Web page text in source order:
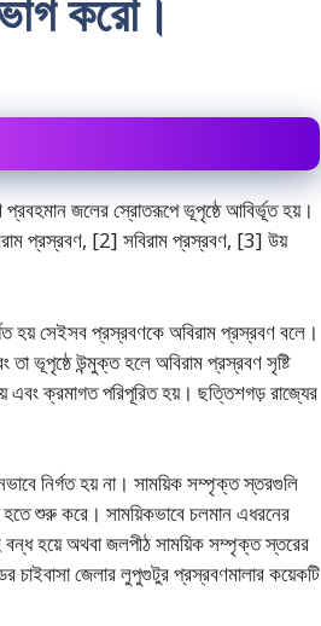
প্রবহমান জলের স্রোতরূপে ভূপৃষ্ঠে আবির্ভূত হয়।
প্রস্রবণ, [2] সবিরাম প্রস্রবণ, [3] উয়
হয় সেইসব প্রস্রবণকে অবিরাম প্রস্রবণ বলে।
ভূপৃষ্ঠে উন্মুক্ত হলে অবিরাম প্রস্রবণ সৃষ্টি
এবং ক্রমাগত পরিপূরিত হয়। ছত্তিশগড় রাজ্যের
নির্গত হয় না। সাময়িক সম্পৃক্ত স্তরগুলি
শুরু করে। সাময়িকভাবে চলমান এধরনের
হয়ে অথবা জলপীঠ সাময়িক সম্পৃক্ত স্তরের
চাইবাসা জেলার লুপুগুটুর প্রস্রবণমালার কয়েকটি